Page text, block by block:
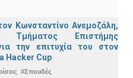
Κωνσταντίνο Ανεμοζάλη,
Τμήματος Επιστήμης
την επιτυχία του στον
Hacker Cup
#Σπουδές